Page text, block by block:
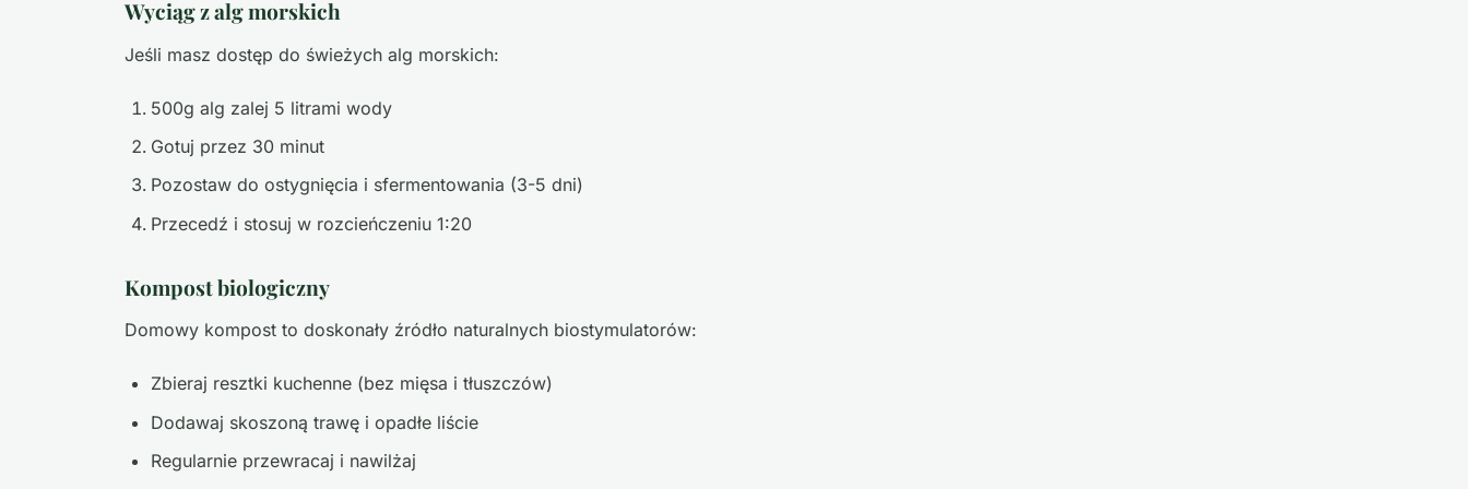
Wyciąg z alg morskich
Jeśli masz dostęp do świeżych alg morskich:
500g alg zalej 5 litrami wody
Gotuj przez 30 minut
Pozostaw do ostygnięcia i sfermentowania (3-5 dni)
Przecedź i stosuj w rozcieńczeniu 1:20
Kompost biologiczny
Domowy kompost to doskonały źródło naturalnych biostymulatorów:
Zbieraj resztki kuchenne (bez mięsa i tłuszczów)
Dodawaj skoszoną trawę i opadłe liście
Regularnie przewracaj i nawilżaj